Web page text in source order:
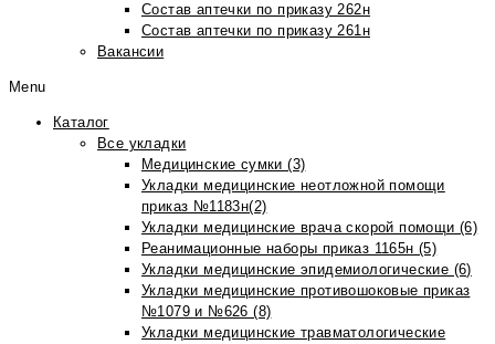
Состав аптечки по приказу 262н
Состав аптечки по приказу 261н
Вакансии
Menu
Каталог
Все укладки
Медицинские сумки (3)
Укладки медицинские неотложной помощи
приказ №1183н(2)
Укладки медицинские врача скорой помощи (6)
Реанимационные наборы приказ 1165н (5)
Укладки медицинские эпидемиологические (6)
Укладки медицинские противошоковые приказ
№1079 и №626 (8)
Укладки медицинские травматологические